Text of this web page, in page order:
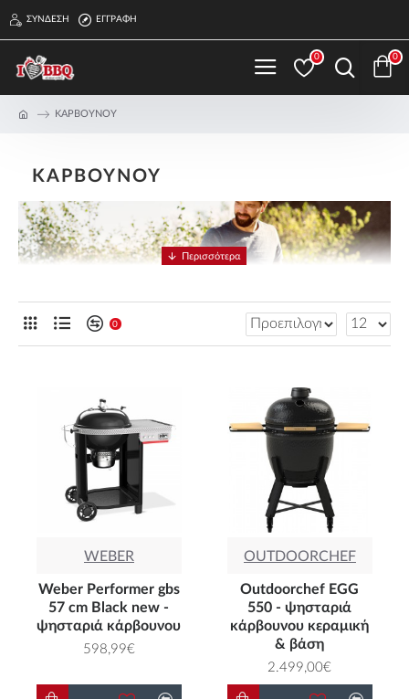
ΣΎΝΔΕΣΗ ΕΓΓΡΑΦΉ
0 0
ΚΑΡΒΟΥΝΟΥ
ΚΑΡΒΟΥΝΟΥ
ΨΗΣΤΑΡΙΕΣ
ΚΑΡΒΟΥΝΟΥ
Τοψήσιμο στα κάρβουναδίνει στα
τρόφιμα αυτή την καπνιστή, ψητή γεύση
που όλοι έχουμε συνηθίσει και
0
WEBER
Weber Performer gbs
57 cm Black new -
ψησταριά κάρβουνου
598,99€
OUTDOORCHEF
Outdoorchef EGG
550 - ψησταριά
κάρβουνου κεραμική
& βάση
2.499,00€